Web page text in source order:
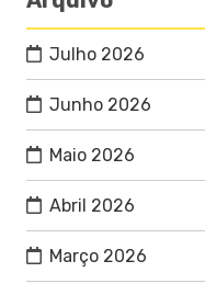
Julho 2026
Junho 2026
Maio 2026
Abril 2026
Março 2026